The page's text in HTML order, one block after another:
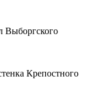
Выборгского
Крепостного